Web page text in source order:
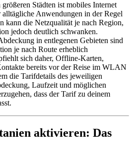
Städten ist mobiles Internet
Anwendungen in der Regel
kann die Netzqualität je nach Region,
jedoch deutlich schwanken.
in entlegenen Gebieten sind
je nach Route erheblich
sich daher, Offline-Karten,
bereits vor der Reise im WLAN
die Tarifdetails des jeweiligen
Laufzeit und möglichen
dass der Tarif zu deinem
aktivieren: Das